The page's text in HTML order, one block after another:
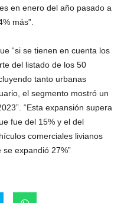
en enero del año pasado a
más”.
“si se tienen en cuenta los
del listado de los 50
tanto urbanas
el segmento mostró un
“Esta expansión supera
fue del 15% y el del
comerciales livianos
expandió 27%”